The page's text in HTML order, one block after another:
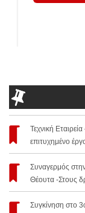
Τεχνική
επιτυχημένο
Συναγερμός
Θέουτα -Στους
Συγκίνηση στο